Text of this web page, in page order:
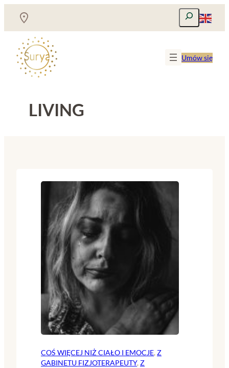
treści
Szukaj
Umów się
LIVING
COŚ WIĘCEJ NIŻ CIAŁO I EMOCJE, Z
GABINETU FIZJOTERAPEUTY, Z